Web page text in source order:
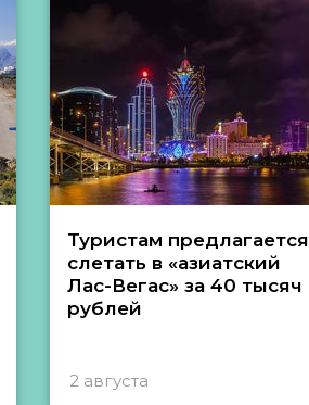
Туристам предлагается
слетать в «азиатский
Лас-Вегас» за 40 тысяч
рублей
2 августа